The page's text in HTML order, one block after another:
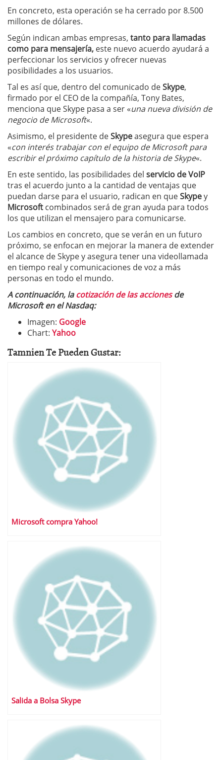
En concreto, esta operación se ha cerrado por 8.500
millones de dólares.
Según indican ambas empresas, tanto para llamadas
como para mensajería, este nuevo acuerdo ayudará a
perfeccionar los servicios y ofrecer nuevas
posibilidades a los usuarios.
Tal es así que, dentro del comunicado deSkype,
firmado por el CEO de la compañía, Tony Bates,
menciona que Skype pasa a ser «una nueva división de
negocio de Microsoft«.
Asimismo, el presidente deSkypeasegura que espera
«con interés trabajar con el equipo de Microsoft para
escribir el próximo capítulo de la historia de Skype«.
En este sentido, las posibilidades del servicio de VoIP
tras el acuerdo junto a la cantidad de ventajas que
puedan darse para el usuario, radican en queSkypey
Microsoft combinados será de gran ayuda para todos
los que utilizan el mensajero para comunicarse.
Los cambios en concreto, que se verán en un futuro
próximo, se enfocan en mejorar la manera de extender
el alcance de Skype y asegura tener una videollamada
en tiempo real y comunicaciones de voz a más
personas en todo el mundo.
A continuación, lacotización de las accionesde
Microsoft en el Nasdaq:
Imagen: Google
Chart: Yahoo
Tamnien Te Pueden Gustar:
Microsoft compra Yahoo!
Salida a Bolsa Skype